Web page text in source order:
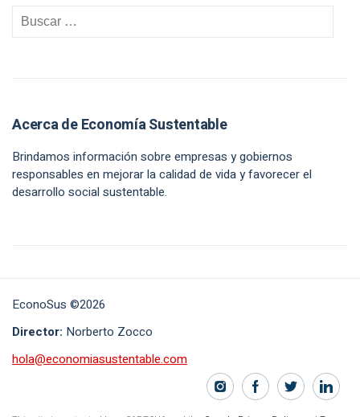
Acerca de Economía Sustentable
Brindamos información sobre empresas y gobiernos
responsables en mejorar la calidad de vida y favorecer el
desarrollo social sustentable.
EconoSus ©2026
Director: Norberto Zocco
hola@economiasustentable.com